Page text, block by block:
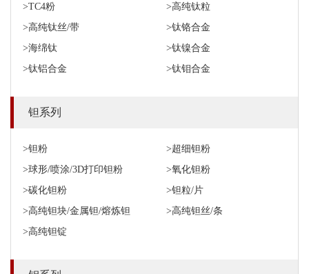
>TC4粉
>高纯钛粒
>高纯钛丝/带
>钛铬合金
>海绵钛
>钛镍合金
>钛铝合金
>钛钼合金
钽系列
>钽粉
>超细钽粉
>球形/喷涂/3D打印钽粉
>氧化钽粉
>碳化钽粉
>钽粒/片
>高纯钽块/金属钽/熔炼钽
>高纯钽丝/条
>高纯钽锭